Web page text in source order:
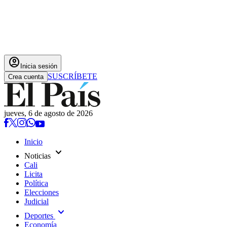
account_circle Inicia sesión
Crea cuenta SUSCRÍBETE
jueves, 6 de agosto de 2026
Inicio
Noticias expand_more
Cali
Licita
Política
Elecciones
Judicial
Deportes expand_more
Economía